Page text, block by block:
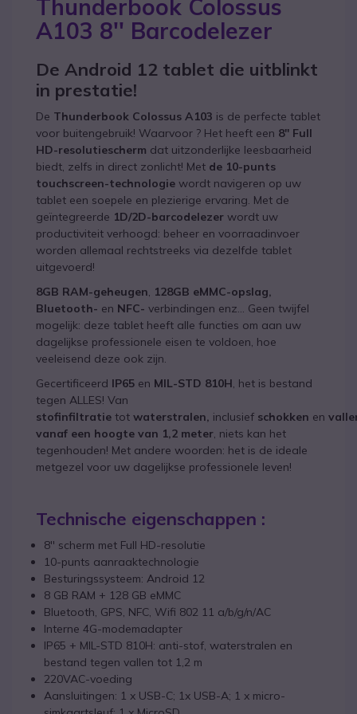
Thunderbook Colossus
A103 8'' Barcodelezer
De Android 12 tablet die uitblinkt
in prestatie!
De Thunderbook Colossus A103 is de perfecte tablet
voor buitengebruik! Waarvoor ? Het heeft een 8'' Full
HD-resolutiescherm dat uitzonderlijke leesbaarheid
biedt, zelfs in direct zonlicht! Met de 10-punts
touchscreen-technologie wordt navigeren op uw
tablet een soepele en plezierige ervaring. Met de
geïntegreerde 1D/2D-barcodelezer wordt uw
productiviteit verhoogd: beheer en voorraadinvoer
worden allemaal rechtstreeks via dezelfde tablet
uitgevoerd!
8GB RAM-geheugen, 128GB eMMC-opslag,
Bluetooth- en NFC- verbindingen enz... Geen twijfel
mogelijk: deze tablet heeft alle functies om aan uw
dagelijkse professionele eisen te voldoen, hoe
veeleisend deze ook zijn.
Gecertificeerd IP65 en MIL-STD 810H, het is bestand
tegen ALLES! Van
stofinfiltratie tot waterstralen, inclusief schokken en
vanaf een hoogte van 1,2 meter, niets kan het
tegenhouden! Met andere woorden: het is de ideale
metgezel voor uw dagelijkse professionele leven!
Technische eigenschappen :
8'' scherm met Full HD-resolutie
10-punts aanraaktechnologie
Besturingssysteem: Android 12
8 GB RAM + 128 GB eMMC
Bluetooth, GPS, NFC, Wifi 802 11 a/b/g/n/AC
Interne 4G-modemadapter
IP65 + MIL-STD 810H: anti-stof, waterstralen en
bestand tegen vallen tot 1,2 m
220VAC-voeding
Aansluitingen: 1 x USB-C; 1x USB-A; 1 x micro-